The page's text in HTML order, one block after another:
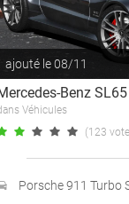
ajouté le 08/11
Benz
Véhicules
(123
Porsche 911 Turbo